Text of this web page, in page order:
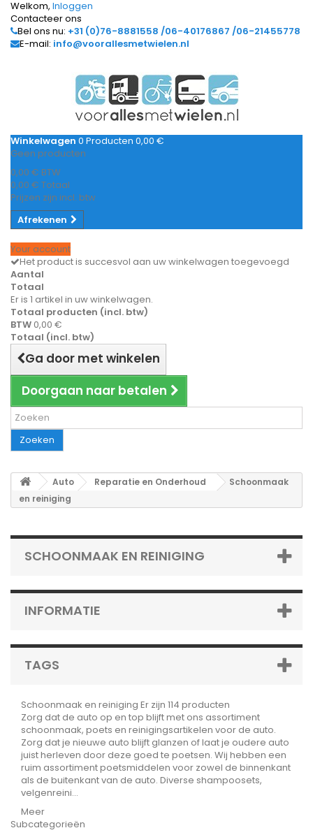
Welkom, Inloggen
Contacteer ons
Bel ons nu: +31 (0)76-8881558 /06-40176867 /06-21455778
E-mail: info@voorallesmetwielen.nl
Winkelwagen 0 Producten 0,00 €
Geen producten
0,00 € BTW
0,00 € Totaal
Prijzen zijn incl. btw
Afrekenen
Your account
Het product is succesvol aan uw winkelwagen toegevoegd
Aantal
Totaal
Er is 1 artikel in uw winkelwagen.
Totaal producten (incl. btw)
BTW 0,00 €
Totaal (incl. btw)
Ga door met winkelen
Doorgaan naar betalen
Zoeken
Auto Reparatie en Onderhoud
Schoonmaak
en reiniging
SCHOONMAAK EN REINIGING
INFORMATIE
TAGS
Schoonmaak en reiniging Er zijn 114 producten
Zorg dat de auto op en top blijft met ons assortiment
schoonmaak, poets en reinigingsartikelen voor de auto.
Zorg dat je nieuwe auto blijft glanzen of laat je oudere auto
juist herleven door deze goed te poetsen. Wij hebben een
ruim assortiment poetsmiddelen voor zowel de binnenkant
als de buitenkant van de auto. Diverse shampoosets,
velgenreini...
Meer
Subcategorieën